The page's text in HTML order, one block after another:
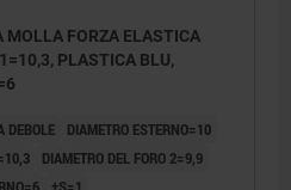
MOLLA FORZA ELASTICA
PLASTICA BLU,
DEBOLE
DIAMETRO ESTERNO=10
DIAMETRO DEL FORO 2=9,9